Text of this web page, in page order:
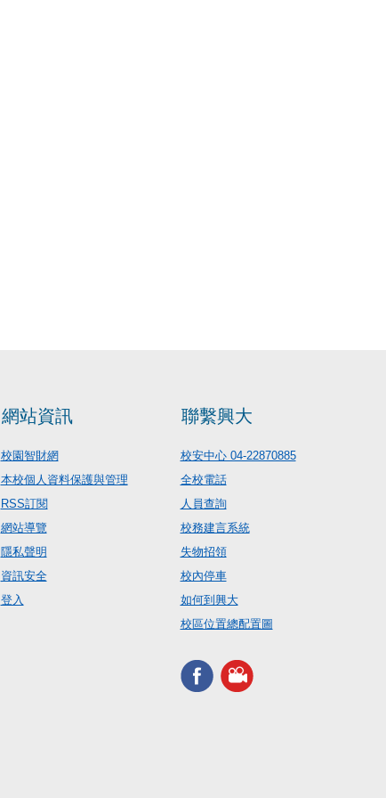
網站資訊
校園智財網
本校個人資料保護與管理
RSS訂閱
網站導覽
隱私聲明
資訊安全
登入
聯繫興大
校安中心 04-22870885
全校電話
人員查詢
校務建言系統
失物招領
校內停車
如何到興大
校區位置總配置圖